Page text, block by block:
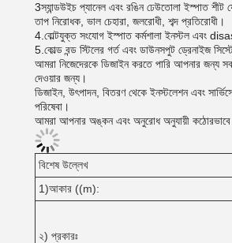
3স্যান্ডউইচ প্যানেল এবং রঙিন ঢেউতোলা ইস্পাত শীট
তাপ নিরোধক, ভাল চেহারা, জলরোধী, শব্দ প্রতিরোধী।
4.বোল্টযুক্ত সংযোগ ইস্পাত কর্মশালা ইনস্টল এবং
5.কোল্ড বন্ড স্টিলের গর্ত এবং ডাউনসপুট ড্রেনাইজ
আমরা নিজেদেরকে ডিজাইন করতে পারি আপনার জন্য
দেওয়ার জন্য।
ডিজাইন, উৎপাদন, বিতরণ থেকে ইনস্টলেশন এবং
পরিষেবা।
আমরা আপনার অঙ্কন এবং অনুরোধ অনুযায়ী কঠোরভাবে
বিশেষ উল্লেখ
1)আকার ((m):
২) প্রকারঃ